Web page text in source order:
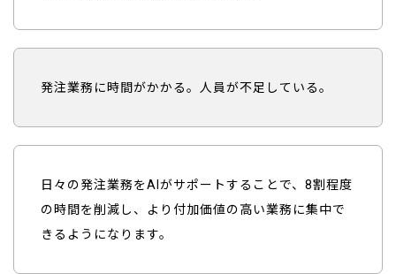
発注業務に時間がかかる。人員が不足している。
日々の発注業務をAIがサポートすることで、8割程度
の時間を削減し、より付加価値の高い業務に集中で
きるようになります。